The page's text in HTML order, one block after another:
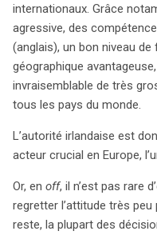
internationaux. Grâce
agressive, des
(anglais), un bon niveau
géographique
invraisemblable de très
tous les pays du monde.
L’autorité irlandaise est
acteur crucial en Europe,
Or, en off, il n’est pas rare
regretter l’attitude très peu
reste, la plupart des